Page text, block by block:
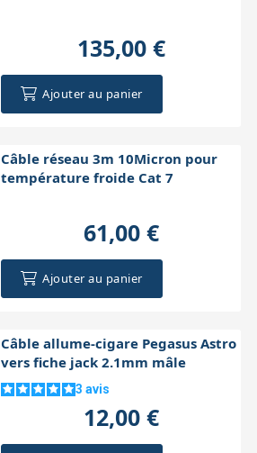
135,00 €
Ajouter au panier
Câble réseau 3m 10Micron pour
température froide Cat 7
61,00 €
Ajouter au panier
Câble allume-cigare Pegasus Astro
vers fiche jack 2.1mm mâle
3 avis
12,00 €